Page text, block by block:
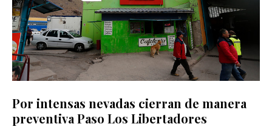
Por intensas nevadas cierran de manera
preventiva Paso Los Libertadores